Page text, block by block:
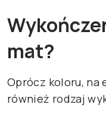
mat?
Oprócz koloru, na
również rodzaj